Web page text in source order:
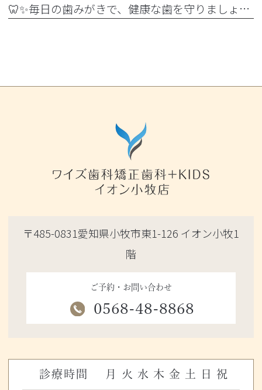
🦷✨毎日の歯みがきで、健康な歯を守りましょう✨🪥
〒485-0831愛知県小牧市東1-126 イオン小牧1
階
ご予約・お問い合わせ
0568-48-8868
診療時間 月 火 水 木 金 土 日 祝